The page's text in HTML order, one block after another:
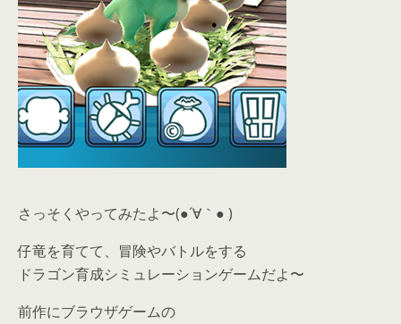
さっそくやってみたよ〜(●´∀｀● )
仔竜を育てて、冒険やバトルをする
ドラゴン育成シミュレーションゲームだよ〜
前作にブラウザゲームの